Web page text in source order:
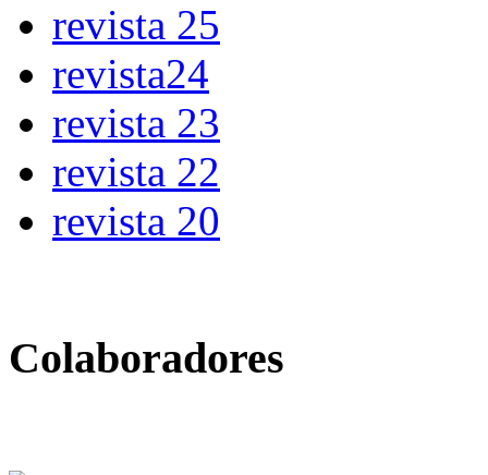
revista 25
revista24
revista 23
revista 22
revista 20
Colaboradores